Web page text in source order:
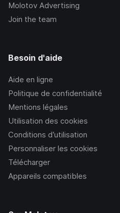
Molotov Advertising
Join the team
Besoin d'aide
Aide en ligne
Politique de confidentialité
Mentions légales
Utilisation des cookies
Conditions d’utilisation
Personnaliser les cookies
Télécharger
Appareils compatibles